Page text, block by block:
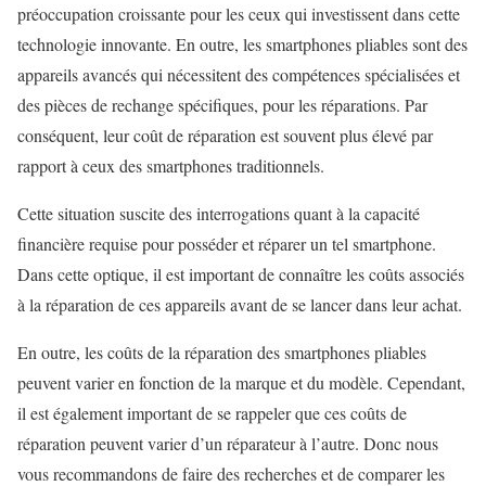
préoccupation croissante pour les ceux qui investissent dans cette
technologie innovante. En outre, les smartphones pliables sont des
appareils avancés qui nécessitent des compétences spécialisées et
des pièces de rechange spécifiques, pour les réparations. Par
conséquent, leur coût de réparation est souvent plus élevé par
rapport à ceux des smartphones traditionnels.
Cette situation suscite des interrogations quant à la capacité
financière requise pour posséder et réparer un tel smartphone.
Dans cette optique, il est important de connaître les coûts associés
à la réparation de ces appareils avant de se lancer dans leur achat.
En outre, les coûts de la réparation des smartphones pliables
peuvent varier en fonction de la marque et du modèle. Cependant,
il est également important de se rappeler que ces coûts de
réparation peuvent varier d’un réparateur à l’autre. Donc nous
vous recommandons de faire des recherches et de comparer les